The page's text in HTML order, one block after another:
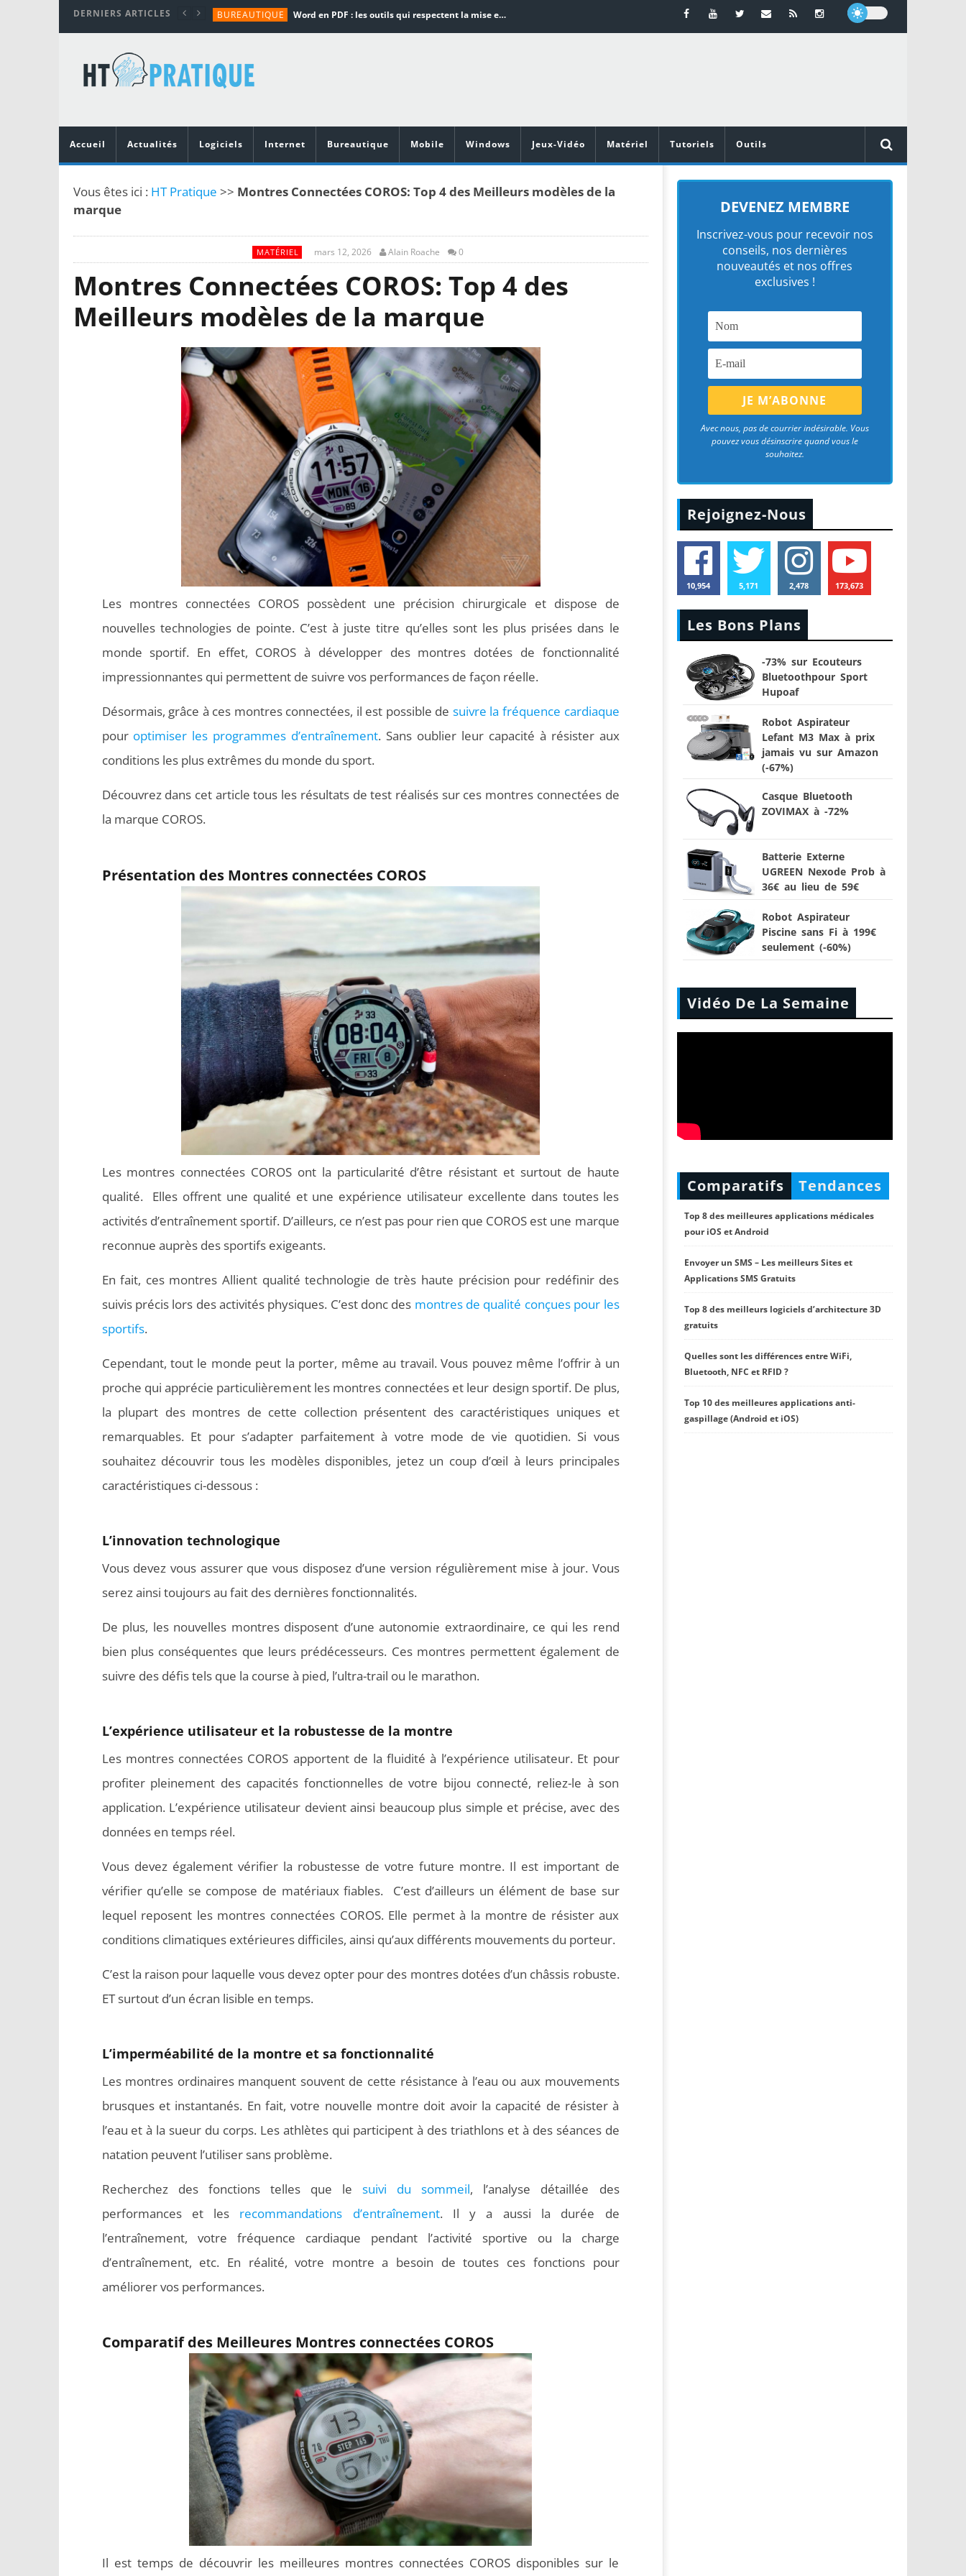
DERNIERS ARTICLES BUREAUTIQUE Word en PDF : les outils qui respectent la mise en page
TUTORIALS
MATÉRIEL
Vidéoprojecteurs Asus : Top 6 des meilleurs modèles de la marque
Accueil
Actualités Logiciels Internet Bureautique Mobile Windows Jeux-Vidéo Matériel Tutoriels Outils
Vous êtes ici : HT Pratique >> Montres Connectées COROS: Top 4 des Meilleurs modèles de la
marque
MATÉRIEL mars 12, 2026 Alain Roache 0
Montres Connectées COROS: Top 4 des
Meilleurs modèles de la marque
Les montres connectées COROS possèdent une précision chirurgicale et dispose de
nouvelles technologies de pointe. C’est à juste titre qu’elles sont les plus prisées dans le
monde sportif. En effet, COROS à développer des montres dotées de fonctionnalité
impressionnantes qui permettent de suivre vos performances de façon réelle.
Désormais, grâce à ces montres connectées, il est possible de suivre la fréquence cardiaque
pour optimiser les programmes d’entraînement. Sans oublier leur capacité à résister aux
conditions les plus extrêmes du monde du sport.
Découvrez dans cet article tous les résultats de test réalisés sur ces montres connectées de
la marque COROS.
Présentation des Montres connectées COROS
Les montres connectées COROS ont la particularité d’être résistant et surtout de haute
qualité. Elles offrent une qualité et une expérience utilisateur excellente dans toutes les
activités d’entraînement sportif. D’ailleurs, ce n’est pas pour rien que COROS est une marque
reconnue auprès des sportifs exigeants.
En fait, ces montres Allient qualité technologie de très haute précision pour redéfinir des
suivis précis lors des activités physiques. C’est donc des montres de qualité conçues pour les
sportifs.
Cependant, tout le monde peut la porter, même au travail. Vous pouvez même l’offrir à un
proche qui apprécie particulièrement les montres connectées et leur design sportif. De plus,
la plupart des montres de cette collection présentent des caractéristiques uniques et
remarquables. Et pour s’adapter parfaitement à votre mode de vie quotidien. Si vous
souhaitez découvrir tous les modèles disponibles, jetez un coup d’œil à leurs principales
caractéristiques ci-dessous :
L’innovation technologique
Vous devez vous assurer que vous disposez d’une version régulièrement mise à jour. Vous
serez ainsi toujours au fait des dernières fonctionnalités.
De plus, les nouvelles montres disposent d’une autonomie extraordinaire, ce qui les rend
bien plus conséquentes que leurs prédécesseurs. Ces montres permettent également de
suivre des défis tels que la course à pied, l’ultra-trail ou le marathon.
L’expérience utilisateur et la robustesse de la montre
Les montres connectées COROS apportent de la fluidité à l’expérience utilisateur. Et pour
profiter pleinement des capacités fonctionnelles de votre bijou connecté, reliez-le à son
application. L’expérience utilisateur devient ainsi beaucoup plus simple et précise, avec des
données en temps réel.
Vous devez également vérifier la robustesse de votre future montre. Il est important de
vérifier qu’elle se compose de matériaux fiables. C’est d’ailleurs un élément de base sur
lequel reposent les montres connectées COROS. Elle permet à la montre de résister aux
conditions climatiques extérieures difficiles, ainsi qu’aux différents mouvements du porteur.
C’est la raison pour laquelle vous devez opter pour des montres dotées d’un châssis robuste.
ET surtout d’un écran lisible en temps.
L’imperméabilité de la montre et sa fonctionnalité
Les montres ordinaires manquent souvent de cette résistance à l’eau ou aux mouvements
brusques et instantanés. En fait, votre nouvelle montre doit avoir la capacité de résister à
l’eau et à la sueur du corps. Les athlètes qui participent à des triathlons et à des séances de
natation peuvent l’utiliser sans problème.
Recherchez des fonctions telles que lesuivi du sommeil, l’analyse détaillée des
performances et les recommandations d’entraînement. Il y a aussi la durée de
l’entraînement, votre fréquence cardiaque pendant l’activité sportive ou la charge
d’entraînement, etc. En réalité, votre montre a besoin de toutes ces fonctions pour
améliorer vos performances.
Comparatif des Meilleures Montres connectées COROS
Il est temps de découvrir les meilleures montres connectées COROS disponibles sur le
DEVENEZ MEMBRE
Inscrivez-vous pour recevoir nos
conseils, nos dernières
nouveautés et nos offres
exclusives !
Avec nous, pas de courrier indésirable. Vous
pouvez vous désinscrire quand vous le
souhaitez.
Rejoignez-Nous
10,954 5,171 2,478 173,673
Les Bons Plans
-73% sur Ecouteurs
Bluetoothpour Sport
Hupoaf
Robot Aspirateur
Lefant M3 Max à prix
jamais vu sur Amazon
(-67%)
Casque Bluetooth
ZOVIMAX à -72%
Batterie Externe
UGREEN Nexode Prob à
36€ au lieu de 59€
Robot Aspirateur
Piscine sans Fi à 199€
seulement (-60%)
Vidéo De La Semaine
Comparatifs Tendances
Top 8 des meilleures applications médicales
pour iOS et Android
Envoyer un SMS – Les meilleurs Sites et
Applications SMS Gratuits
Top 8 des meilleurs logiciels d’architecture 3D
gratuits
Quelles sont les différences entre WiFi,
Bluetooth, NFC et RFID ?
Top 10 des meilleures applications anti-
gaspillage (Android et iOS)